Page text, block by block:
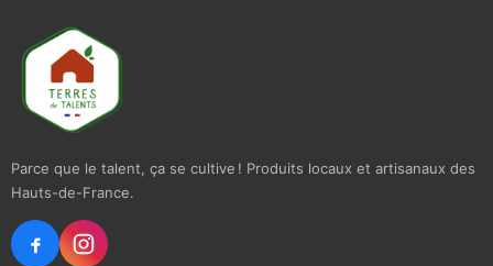
Parce que le talent, ça se cultive ! Produits locaux et artisanaux des
Hauts-de-France.